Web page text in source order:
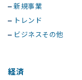
新規事業
トレンド
ビジネスその他
経済